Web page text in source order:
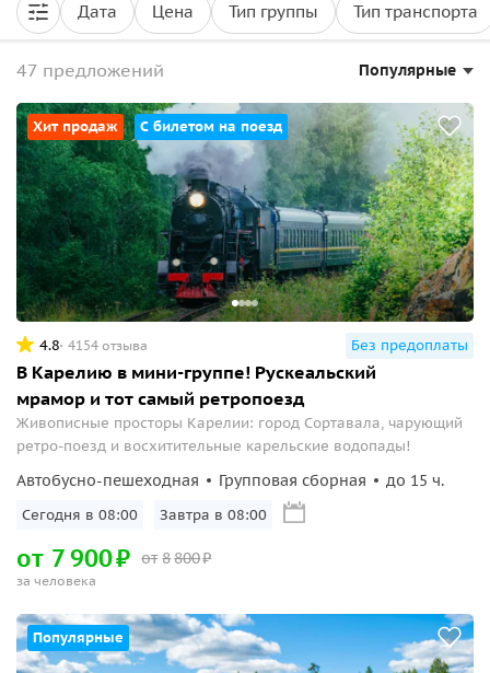
Дата Цена Тип группы Тип транспорта
47 предложений Популярные
Хит продаж С билетом на поезд
4.8 4154 отзыва Без предоплаты
В Карелию в мини-группе! Рускеальский
мрамор и тот самый ретропоезд
Живописные просторы Карелии: город Сортавала, чарующий
ретро-поезд и восхитительные карельские водопады!
Автобусно-пешеходная Групповая сборная до 15 ч.
Сегодня в 08:00 Завтра в 08:00
от 8800₽
от 7900₽
за человека
Популярные